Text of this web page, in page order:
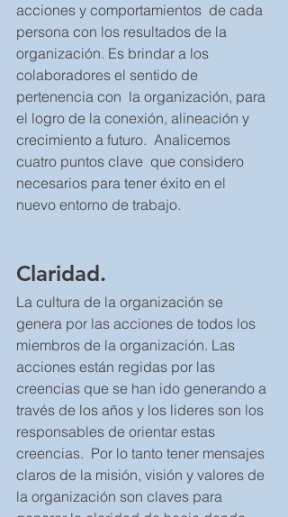
acciones y comportamientos  de cada
persona con los resultados de la
organización. Es brindar a los
colaboradores el sentido de
pertenencia con  la organización, para
el logro de la conexión, alineación y
crecimiento a futuro.  Analicemos
cuatro puntos clave  que considero
necesarios para tener éxito en el
nuevo entorno de trabajo.
Claridad.
La cultura de la organización se
genera por las acciones de todos los
miembros de la organización. Las
acciones están regidas por las
creencias que se han ido generando a
través de los años y los lideres son los
responsables de orientar estas
creencias.  Por lo tanto tener mensajes
claros de la misión, visión y valores de
la organización son claves para